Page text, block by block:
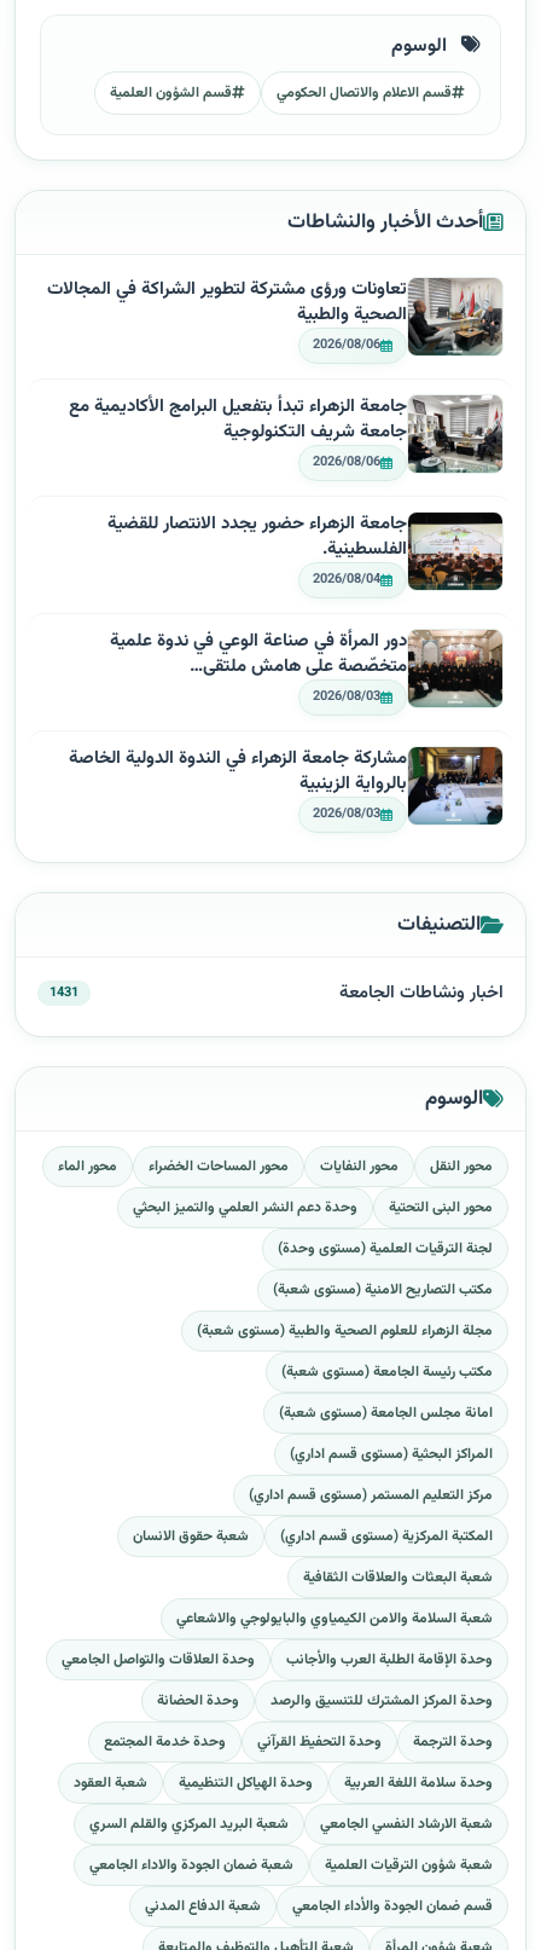
الوسوم
قسم الاعلام والاتصال الحكومي قسم الشؤون العلمية
أحدث الأخبار والنشاطات
تعاونات ورؤى مشتركة لتطوير الشراكة في المجالات
الصحية والطبية
2026/08/06
جامعة الزهراء تبدأ بتفعيل البرامج الأكاديمية مع
جامعة شريف التكنولوجية
2026/08/06
جامعة الزهراء حضور يجدد الانتصار للقضية
الفلسطينية.
2026/08/04
دور المرأة في صناعة الوعي في ندوة علمية
متخصّصة على هامش ملتقى…
2026/08/03
مشاركة جامعة الزهراء في الندوة الدولية الخاصة
بالرواية الزينبية
2026/08/03
التصنيفات
اخبار ونشاطات الجامعة 1431
الوسوم
محور النقل محور النفايات محور المساحات الخضراء
محور الماء
محور البنى التحتية
وحدة دعم النشر العلمي والتميز البحثي
لجنة الترقيات العلمية (مستوى وحدة)
مكتب التصاريح الامنية (مستوى شعبة)
مجلة الزهراء للعلوم الصحية والطبية (مستوى شعبة)
مكتب رئيسة الجامعة (مستوى شعبة)
امانة مجلس الجامعة (مستوى شعبة)
المراكز البحثية (مستوى قسم اداري)
مركز التعليم المستمر (مستوى قسم اداري)
المكتبة المركزية (مستوى قسم اداري)
شعبة حقوق الانسان
شعبة البعثات والعلاقات الثقافية
شعبة السلامة والامن الكيمياوي والبايولوجي والاشعاعي
وحدة الإقامة الطلبة العرب والأجانب
وحدة العلاقات والتواصل الجامعي
وحدة المركز المشترك للتنسيق والرصد
وحدة الحضانة
وحدة الترجمة
وحدة التحفيظ القرآني
وحدة خدمة المجتمع
وحدة سلامة اللغة العربية
وحدة الهياكل التنظيمية
شعبة العقود
شعبة الارشاد النفسي الجامعي
شعبة البريد المركزي والقلم السري
شعبة شؤون الترقيات العلمية
شعبة ضمان الجودة والاداء الجامعي
قسم ضمان الجودة والأداء الجامعي
شعبة الدفاع المدني